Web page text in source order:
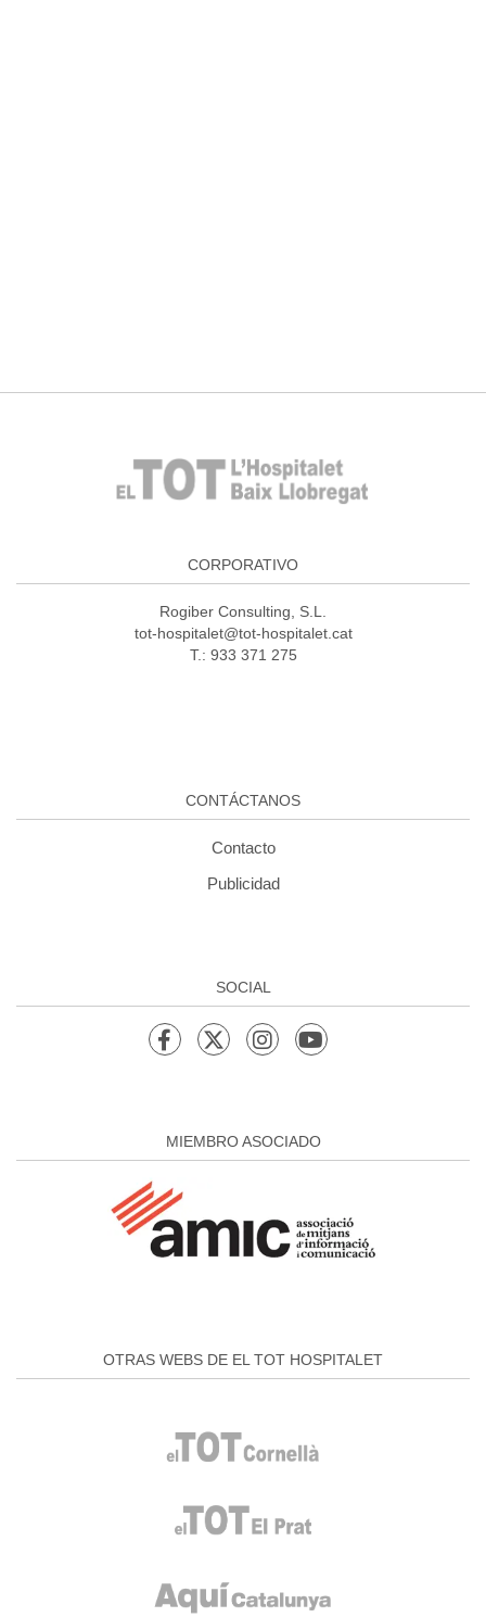
CORPORATIVO
Rogiber Consulting, S.L.
tot-hospitalet@tot-hospitalet.cat
T.: 933 371 275
CONTÁCTANOS
Contacto
Publicidad
SOCIAL
MIEMBRO ASOCIADO
OTRAS WEBS DE EL TOT HOSPITALET